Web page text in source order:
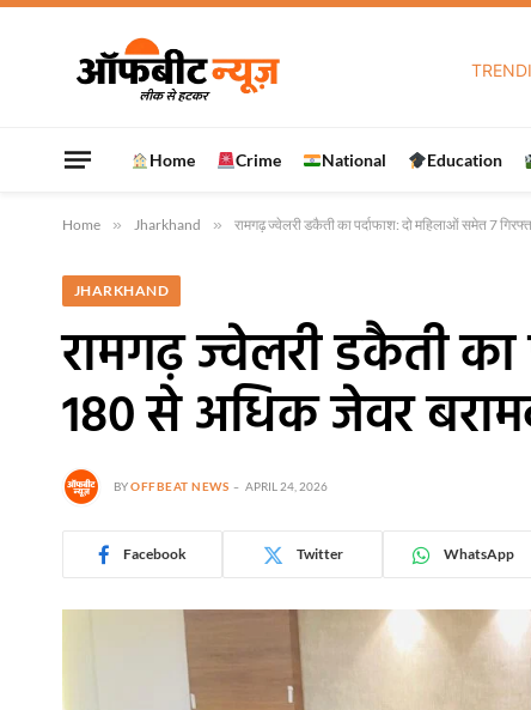
Home Crime National Education
Home » Jharkhand » रामगढ़ ज्वेलरी डकैती का पर्दाफाश: दो महिलाओं समेत 7
JHARKHAND
रामगढ़ ज्वेलरी डकैती
180 से अधिक जेवर
BYOFFBEAT NEWS APRIL 24, 2026
Facebook Twitter WhatsApp